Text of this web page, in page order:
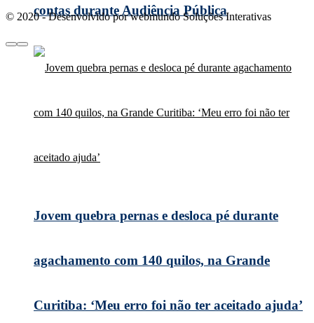
contas durante Audiência Pública
Jovem quebra pernas e desloca pé durante
agachamento com 140 quilos, na Grande
Curitiba: ‘Meu erro foi não ter aceitado ajuda’
© 2020 - Desenvolvido por webmundo Soluções Interativas